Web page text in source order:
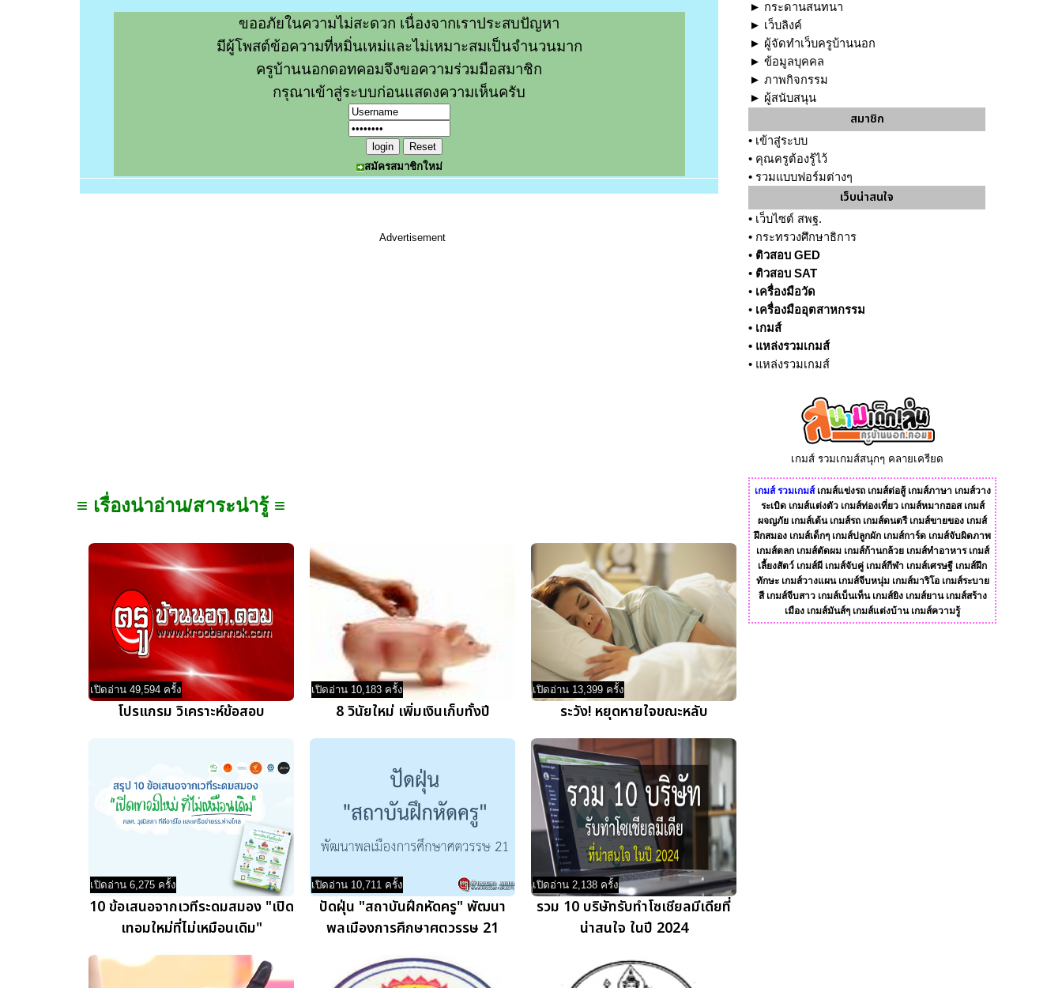
ขออภัยในความไม่สะดวก เนื่องจากเราประสบปัญหา
มีผู้โพสต์ข้อความที่หมิ่นเหม่และไม่เหมาะสมเป็นจำนวนมาก
ครูบ้านนอกดอทคอมจึงขอความร่วมมือสมาชิก
กรุณาเข้าสู่ระบบก่อนแสดงความเห็นครับ
สมัครสมาชิกใหม่
Advertisement
≡ เรื่องน่าอ่าน/สาระน่ารู้ ≡
เปิดอ่าน 49,594 ครั้ง
โปรแกรม วิเคราะห์ข้อสอบ
เปิดอ่าน 10,183 ครั้ง
8 วินัยใหม่ เพิ่มเงินเก็บทั้งปี
เปิดอ่าน 13,399 ครั้ง
ระวัง! หยุดหายใจขณะหลับ
เปิดอ่าน 6,275 ครั้ง
10 ข้อเสนอจากเวทีระดมสมอง "เปิด
เทอมใหม่ที่ไม่เหมือนเดิม"
เปิดอ่าน 10,711 ครั้ง
ปัดฝุ่น "สถาบันฝึกหัดครู" พัฒนา
พลเมืองการศึกษาศตวรรษ 21
เปิดอ่าน 2,138 ครั้ง
รวม 10 บริษัทรับทำโซเชียลมีเดียที่
น่าสนใจ ในปี 2024
► กระดานสนทนา
► เว็บลิงค์
► ผู้จัดทำเว็บครูบ้านนอก
► ข้อมูลบุคคล
► ภาพกิจกรรม
► ผู้สนับสนุน
สมาชิก
• เข้าสู่ระบบ
• คุณครูต้องรู้ไว้
• รวมแบบฟอร์มต่างๆ
เว็บน่าสนใจ
• เว็บไซต์ สพฐ.
• กระทรวงศึกษาธิการ
• ติวสอบ GED
• ติวสอบ SAT
• เครื่องมือวัด
• เครื่องมืออุตสาหกรรม
• เกมส์
• แหล่งรวมเกมส์
• แหล่งรวมเกมส์
เกมส์ รวมเกมส์สนุกๆ คลายเครียด
เกมส์ รวมเกมส์ เกมส์แข่งรถ เกมส์ต่อสู้ เกมส์ภาษา เกมส์วาง
ระเบิด เกมส์แต่งตัว เกมส์ท่องเที่ยว เกมส์หมากฮอส เกมส์
ผจญภัย เกมส์เต้น เกมส์รถ เกมส์ดนตรี เกมส์ขายของ เกมส์
ฝึกสมอง เกมส์เด็กๆ เกมส์ปลูกผัก เกมส์การ์ด เกมส์จับผิดภาพ
เกมส์ตลก เกมส์ตัดผม เกมส์ก้านกล้วย เกมส์ทําอาหาร เกมส์
เลี้ยงสัตว์ เกมส์ผี เกมส์จับคู่ เกมส์กีฬา เกมส์เศรษฐี เกมส์ฝึก
ทักษะ เกมส์วางแผน เกมส์จีบหนุ่ม เกมส์มาริโอ เกมส์ระบาย
สี เกมส์จีบสาว เกมส์เบ็นเท็น เกมส์ยิง เกมส์ยาน เกมส์สร้าง
เมือง เกมส์มันส์ๆ เกมส์แต่งบ้าน เกมส์ความรู้